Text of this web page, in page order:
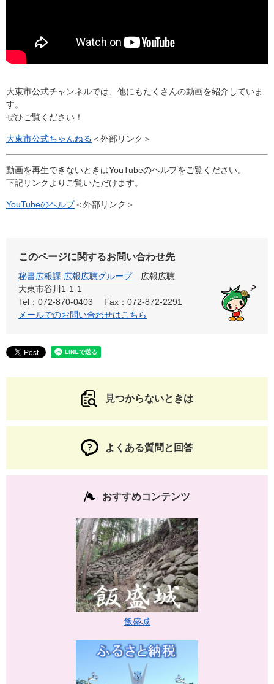
大東市公式チャンネルでは、他にもたくさんの動画を紹介していま
す。
ぜひご覧ください！
大東市公式ちゃんねる ＜外部リンク＞
動画を再生できないときはYouTubeのヘルプをご覧ください。
下記リンクよりご覧いただけます。
YouTubeのヘルプ＜外部リンク＞
このページに関するお問い合わせ先
秘書広報課 広報広聴グループ
広報広聴
大東市谷川1-1-1
Tel：072-870-0403
Fax：072-872-2291
メールでのお問い合わせはこちら
見つからないときは
よくある質問と回答
おすすめコンテンツ
飯盛城